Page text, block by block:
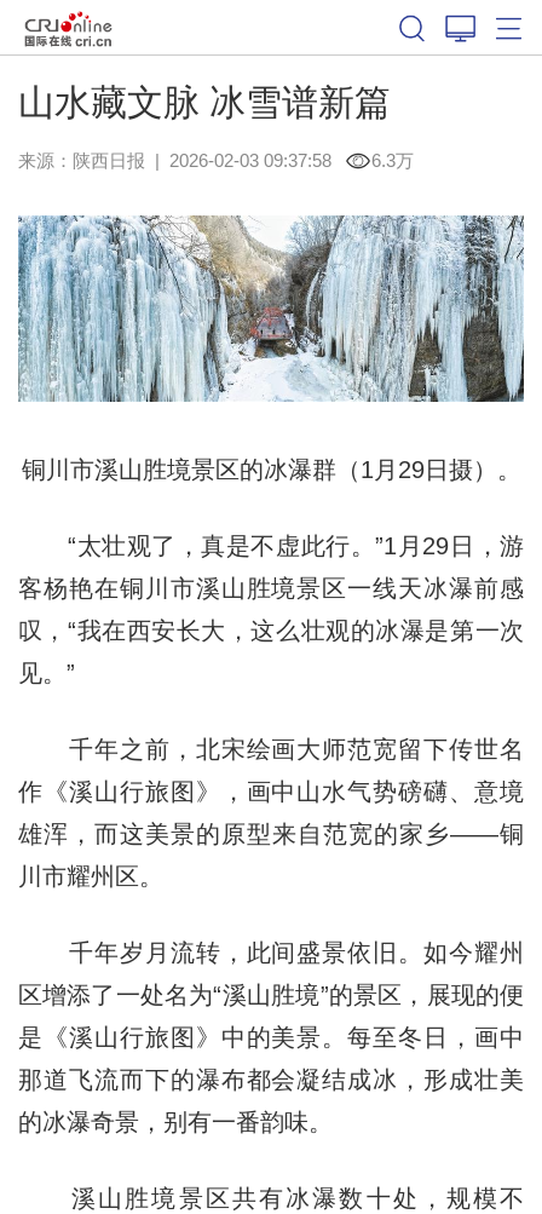
山水藏文脉 冰雪谱新篇
来源： 陕西日报 | 2026-02-03 09:37:58 6.3万
铜川市溪山胜境景区的冰瀑群（1月29日摄）。
“太壮观了，真是不虚此行。”1月29日，游
客杨艳在铜川市溪山胜境景区一线天冰瀑前感
叹，“我在西安长大，这么壮观的冰瀑是第一次
见。”
千年之前，北宋绘画大师范宽留下传世名
作《溪山行旅图》，画中山水气势磅礴、意境
雄浑，而这美景的原型来自范宽的家乡——铜
川市耀州区。
千年岁月流转，此间盛景依旧。如今耀州
区增添了一处名为“溪山胜境”的景区，展现的便
是《溪山行旅图》中的美景。每至冬日，画中
那道飞流而下的瀑布都会凝结成冰，形成壮美
的冰瀑奇景，别有一番韵味。
溪山胜境景区共有冰瀑数十处，规模不